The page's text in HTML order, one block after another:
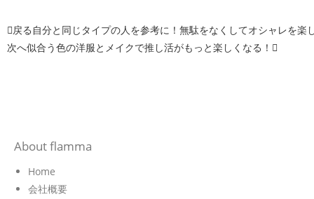
戻る 自分と同じタイプの人を参考に！無駄をなくしてオシャレを楽
次へ似合う色の洋服とメイクで推し活がもっと楽しくなる！
About flamma
Home
会社概要